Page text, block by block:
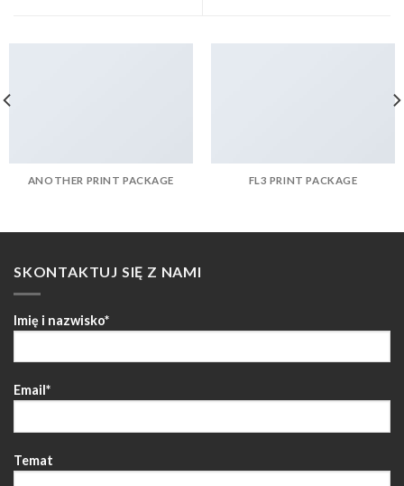
ANOTHER PRINT PACKAGE FL3 PRINT PACKAGE
SKONTAKTUJ SIĘ Z NAMI
Imię i nazwisko*
Email*
Temat